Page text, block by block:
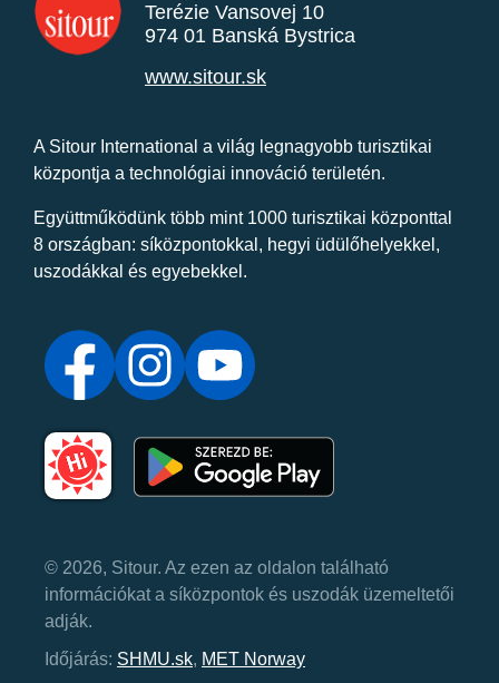
Terézie Vansovej 10
974 01 Banská Bystrica
www.sitour.sk
A Sitour International a világ legnagyobb turisztikai
központja a technológiai innováció területén.
Együttműködünk több mint 1000 turisztikai központtal
8 országban: síközpontokkal, hegyi üdülőhelyekkel,
uszodákkal és egyebekkel.
© 2026, Sitour. Az ezen az oldalon található
információkat a síközpontok és uszodák üzemeltetői
adják.
Időjárás: SHMU.sk, MET Norway